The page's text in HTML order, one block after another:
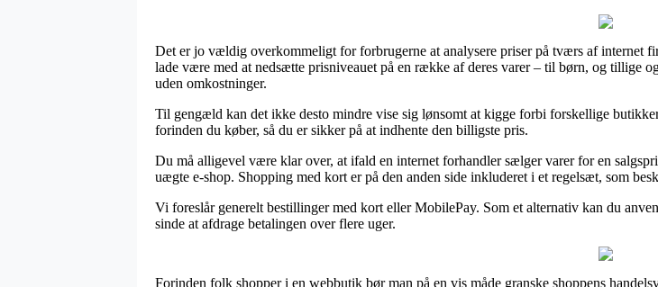
Det er jo vældig overkommeligt for forbrugerne at analysere priser på tværs af internet
lade være med at nedsætte prisniveauet på en række af deres varer – til børn, og tillige
uden omkostninger.
Til gengæld kan det ikke desto mindre vise sig lønsomt at kigge forbi forskellige
forinden du køber, så du er sikker på at indhente den billigste pris.
Du må alligevel være klar over, at ifald en internet forhandler sælger varer for en
uægte e-shop. Shopping med kort er på den anden side inkluderet i et regelsæt, som
Vi foreslår generelt bestillinger med kort eller MobilePay. Som et alternativ kan du
sinde at afdrage betalingen over flere uger.
Forinden folk shopper i en webbutik bør man på en vis måde granske shoppens